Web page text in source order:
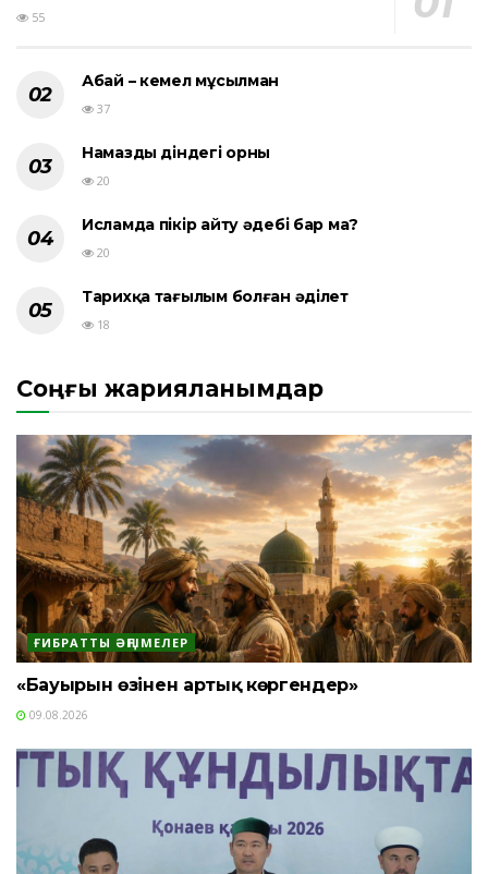
55
Абай – кемел мұсылман
37
Намаздың діндегі орны
20
Исламда пікір айту әдебі бар ма?
20
Тарихқа тағылым болған әділет
18
Соңғы жарияланымдар
ҒИБРАТТЫ ӘҢГІМЕЛЕР
«Бауырын өзінен артық көргендер»
09.08.2026